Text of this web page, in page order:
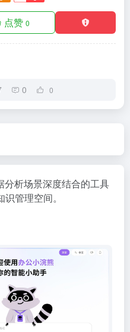
点赞 0
0 0
分析场景深度结合的工具
管理空间。